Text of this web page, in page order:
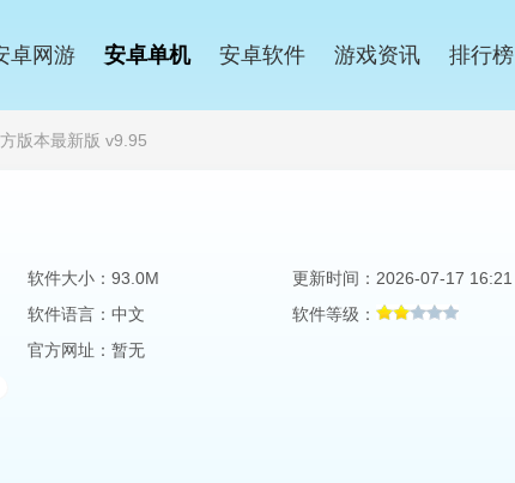
卓网游 安卓单机 安卓软件 游戏资讯 排行榜
版本最新版 v9.95
软件大小：93.0M
更新时间：2026-07-17 16:21
软件语言：中文
软件等级：
官方网址：暂无